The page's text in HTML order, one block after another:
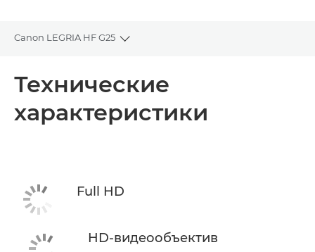
Canon LEGRIA HF G25
Toggle breadcrumbs
Технические характеристики
Технические
характеристики
Full HD
HD-видеообъектив